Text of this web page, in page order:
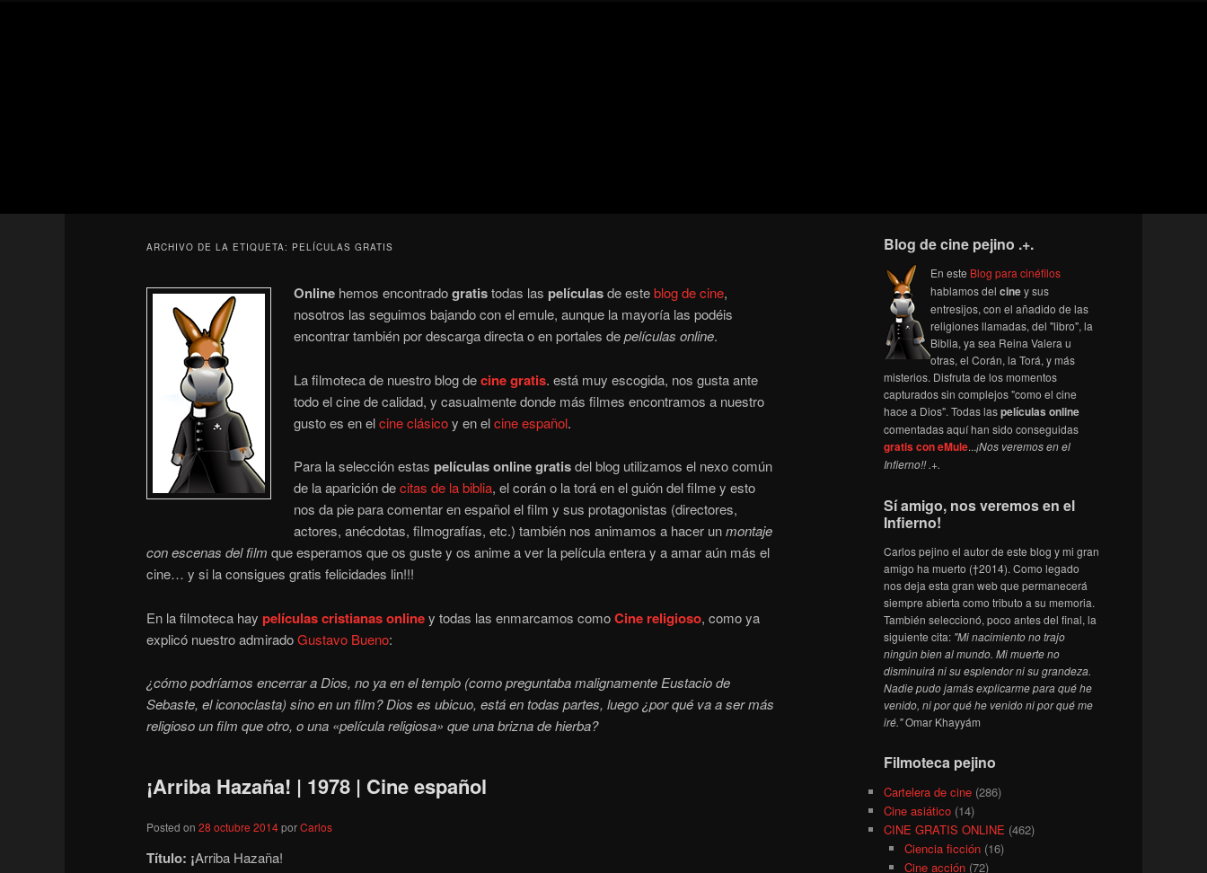
ARCHIVO DE LA ETIQUETA: PELÍCULAS GRATIS
Onlinehemos encontradogratistodas las películasde esteblog de cine,
nosotros las seguimos bajando con el emule, aunque la mayoría las podéis
encontrar también por descarga directa o en portales depelículas online.
La filmoteca de nuestro blog decine gratis. está muy escogida, nos gusta ante
todo el cine de calidad, y casualmente donde más filmes encontramos a nuestro
gusto es en elcine clásicoy en elcine español.
Para la selección estas películas online gratisdel blog utilizamos el nexo común
de la aparición decitas de la biblia, el corán o la torá en el guión del filme y esto
nos da pie para comentar en español el film y sus protagonistas (directores,
actores, anécdotas, filmografías, etc.) también nos animamos a hacer unmontaje
con escenas del film que esperamos que os guste y os anime a ver la película entera y a amar aún más el
cine… y si la consigues gratis felicidades lin!!!
En la filmoteca haypelículas cristianas onliney todas las enmarcamos comoCine religioso, como ya
explicó nuestro admiradoGustavo Bueno:
¿cómo podríamos encerrar a Dios, no ya en el templo (como preguntaba malignamente Eustacio de
Sebaste, el iconoclasta) sino en un film? Dios es ubicuo, está en todas partes, luego ¿por qué va a ser más
religioso un film que otro, o una «película religiosa» que una brizna de hierba?
¡Arriba Hazaña! | 1978 | Cine español
Posted on28 octubre 2014porCarlos
Título: ¡Arriba Hazaña!
Blog de cine pejino .+.
En este Blog para cinéfilos
hablamos del ciney sus
entresijos, con el añadido de las
religiones llamadas, del "libro", la
Biblia, ya sea Reina Valera u
otras, el Corán, la Torá, y más
misterios. Disfruta de los momentos
capturados sin complejos "como el cine
hace a Dios". Todas laspelículas online
comentadas aquí han sido conseguidas
gratis con eMule...¡Nos veremos en el
Infierno!! .+.
Sí amigo, nos veremos en el
Infierno!
Carlos pejino el autor de este blog y mi gran
amigo ha muerto (†2014). Como legado
nos deja esta gran web que permanecerá
siempre abierta como tributo a su memoria.
También seleccionó, poco antes del final, la
siguiente cita: "Mi nacimiento no trajo
ningún bien al mundo. Mi muerte no
disminuirá ni su esplendor ni su grandeza.
Nadie pudo jamás explicarme para qué he
venido, ni por qué he venido ni por qué me
iré."Omar Khayyám
Filmoteca pejino
Cartelera de cine (286)
Cine asiático (14)
CINE GRATIS ONLINE (462)
Ciencia ficción(16)
Cine acción(72)